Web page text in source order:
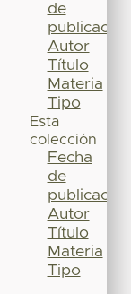
de
publicación
Autor
Título
Materia
Tipo
Esta
colección
Fecha
de
publicación
Autor
Título
Materia
Tipo